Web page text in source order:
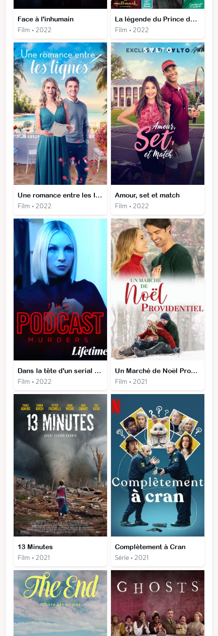
Face à l'inhumain
Film • 2022
La légende du Prince de Noël
Film • 2022
Une romance entre les lignes
Film • 2022
Amour, set et match
Film • 2022
Dans la tête d'un serial killer
Film • 2022
Un Marché de Noël Providentiel
Film • 2021
13 Minutes
Film • 2021
Complètement à Cran
Série • 2021